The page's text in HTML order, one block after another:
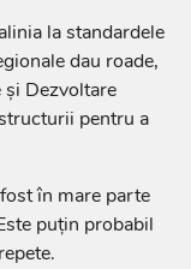
la standardele
dau roade,
și Dezvoltare
pentru a
în mare parte
puțin probabil